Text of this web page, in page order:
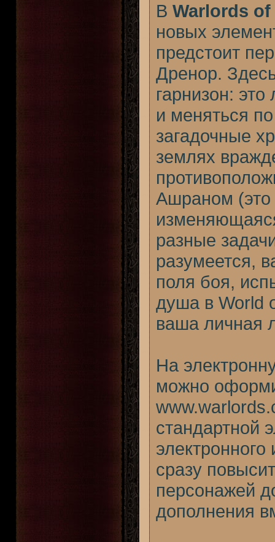
В Warlords
новых
предстоит
Дренор.
гарнизон: это
и меняться
загадочные
землях
Ашраном (это
разные
разумеется,
поля боя,
душа в World
ваша личная
На
можно
стандартной
сразу
персонажей
дополнения